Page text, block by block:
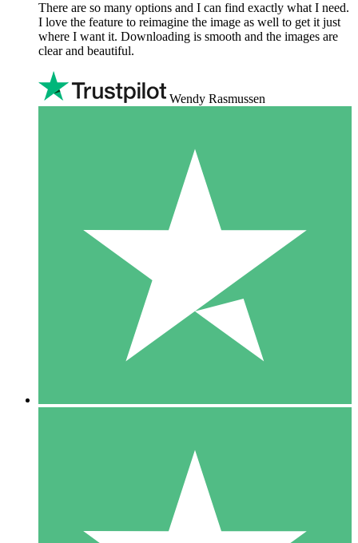
There are so many options and I can find exactly what I need.
I love the feature to reimagine the image as well to get it just
where I want it. Downloading is smooth and the images are
clear and beautiful.
Wendy Rasmussen